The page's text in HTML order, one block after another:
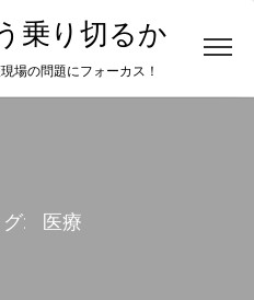
乗り切るか
場の問題にフォーカス！
: 医療